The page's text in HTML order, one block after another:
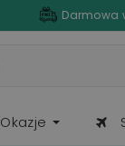
Darmowa
Okazje